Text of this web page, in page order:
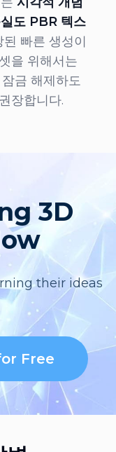
도 PBR 텍스
빠른 생성이
을 위해서는
금 해제하도
장합니다.
3D
their ideas
Free